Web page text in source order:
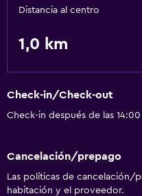
Piscina al aire libre
Distancia al centro
1,0 km
Check-in/Check-out
Check-in después de las
Cancelación/prepago
Las políticas de cancelación/
habitación y el proveedor.